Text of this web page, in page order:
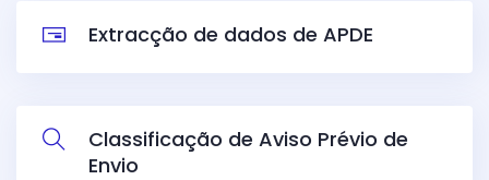
Extracção de dados de APDE
Classificação de Aviso Prévio de
Envio